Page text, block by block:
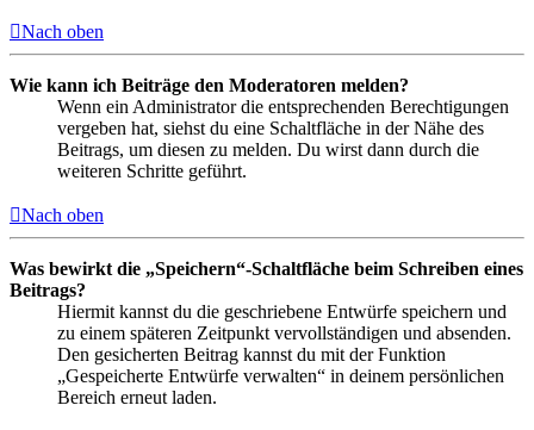
Nach oben
Wie kann ich Beiträge den Moderatoren melden?
Wenn ein Administrator die entsprechenden Berechtigungen
vergeben hat, siehst du eine Schaltfläche in der Nähe des
Beitrags, um diesen zu melden. Du wirst dann durch die
weiteren Schritte geführt.
Nach oben
Was bewirkt die „Speichern“-Schaltfläche beim Schreiben eines
Beitrags?
Hiermit kannst du die geschriebene Entwürfe speichern und
zu einem späteren Zeitpunkt vervollständigen und absenden.
Den gesicherten Beitrag kannst du mit der Funktion
„Gespeicherte Entwürfe verwalten“ in deinem persönlichen
Bereich erneut laden.